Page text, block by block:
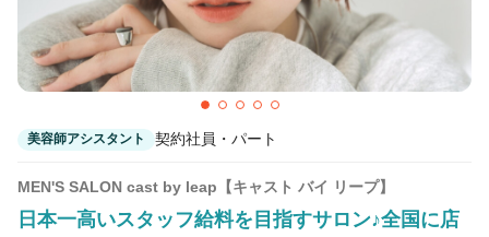
美容師アシスタント 契約社員・パート
MEN'S SALON cast by leap【キャスト バイ リープ】
日本一高いスタッフ給料を目指すサロン♪全国に店